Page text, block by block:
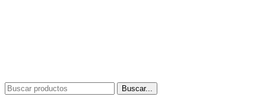
Buscar...